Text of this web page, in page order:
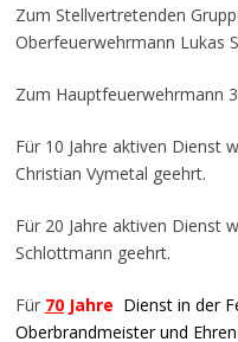
Zum Stellvertretenden
Oberfeuerwehrmann Lukas
Zum Hauptfeuerwehrmann
Für 10 Jahre aktiven Dienst
Christian Vymetal geehrt.
Für 20 Jahre aktiven Dienst
Schlottmann geehrt.
Für 70Jahre Dienst in der
Oberbrandmeister und